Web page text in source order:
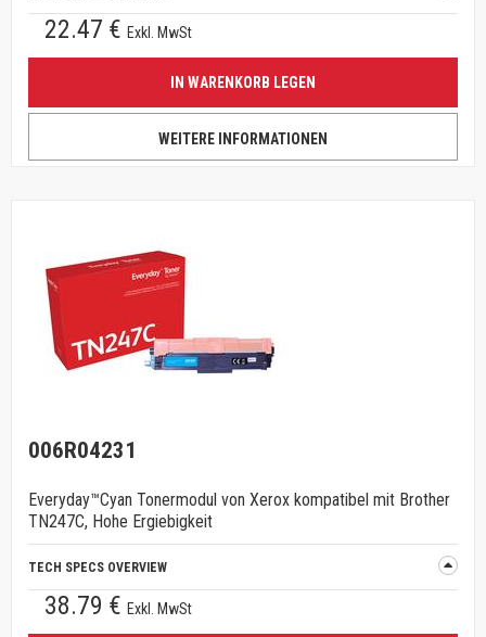
22.47 € Exkl. MwSt
IN WARENKORB LEGEN
WEITERE INFORMATIONEN
006R04231
Everyday™Cyan Tonermodul von Xerox kompatibel mit Brother
TN247C, Hohe Ergiebigkeit
TECH SPECS OVERVIEW
38.79 € Exkl. MwSt